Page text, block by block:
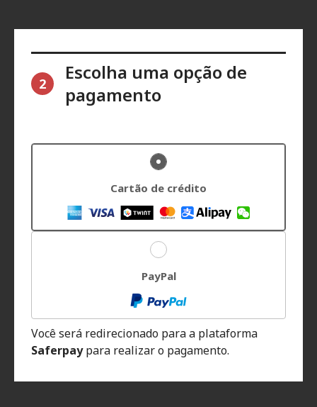
2
Escolha uma opção de
pagamento
Cartão de crédito
PayPal
Você será redirecionado para a plataforma
Saferpaypara realizar o pagamento.